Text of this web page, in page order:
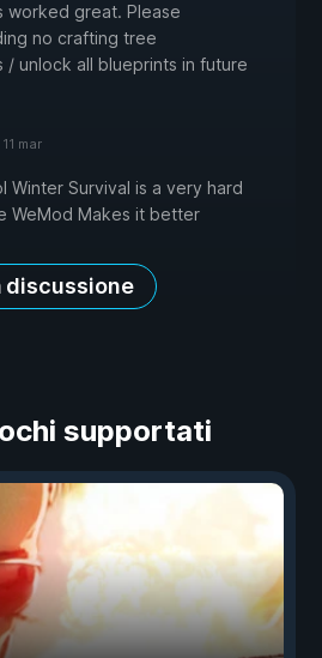
worked great. Please
no crafting tree
/ unlock all blueprints in future
11 mar
Winter Survival is a very hard
WeMod Makes it better
discussione
supportati